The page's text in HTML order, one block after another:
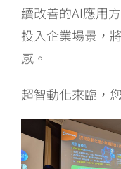
續改善的AI應用
投入企業場景，
感。
超智動化來臨，